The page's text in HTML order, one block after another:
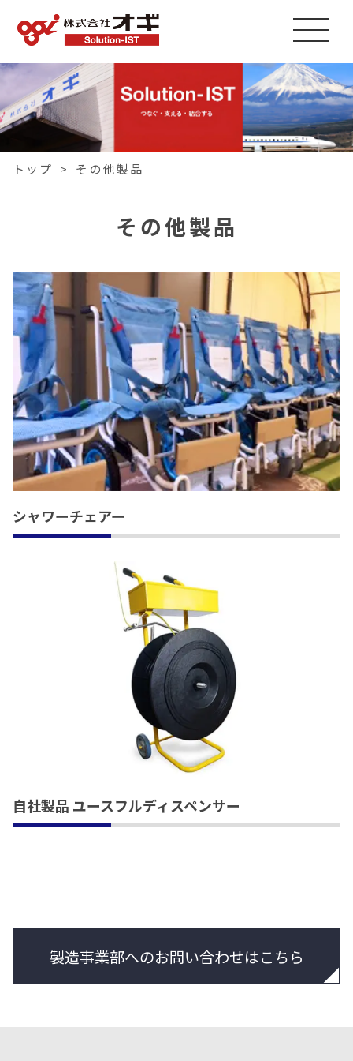
トップ > その他製品
その他製品
シャワーチェアー
自社製品 ユースフルディスペンサー
製造事業部へのお問い合わせはこちら